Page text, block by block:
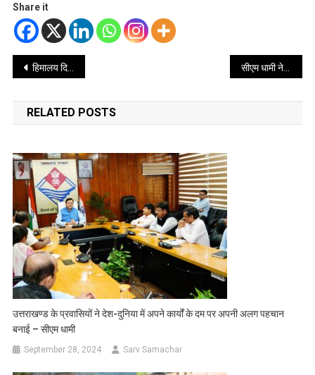
Share it
Post
navigation
हिमालय दिवस पर सीएम धामी ने कहा: हिमालय, जल और जंगल के संरक्षण की दिशा में सबकी सहभागिता जरूरी
RELATED POSTS
उत्तराखण्ड के प्रवासियों ने देश-दुनिया में अपने कार्यों के दम पर अपनी अलग पहचान
बनाई – सीएम धामी
September 28, 2024 Sarv Samachar